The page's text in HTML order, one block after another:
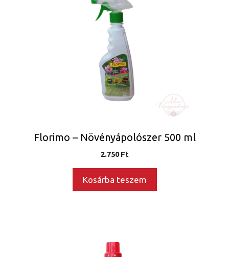
Florimo – Növényápolószer 500 ml
2.750Ft
Kosárba teszem